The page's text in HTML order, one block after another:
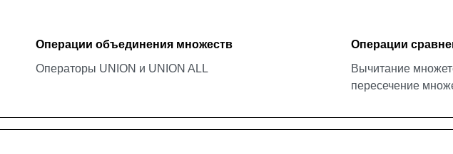
Операции объединения множеств
Операторы UNION и UNION ALL
Операции
Вычитание
пересечение